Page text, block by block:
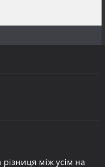
різниця між усім на